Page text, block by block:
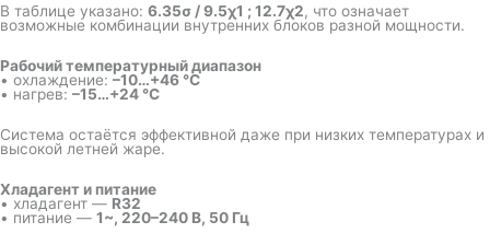
В таблице указано: 6.35σ / 9.5χ1 ; 12.7χ2, что означает
возможные комбинации внутренних блоков разной мощности.
Рабочий температурный диапазон
• охлаждение: –10…+46 °C
• нагрев: –15…+24 °C
Система остаётся эффективной даже при низких температурах и
высокой летней жаре.
Хладагент и питание
• хладагент — R32
• питание — 1~, 220–240 В, 50 Гц